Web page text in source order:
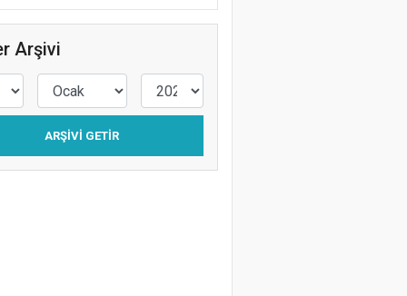
Arşivi
ARŞIVI GETIR